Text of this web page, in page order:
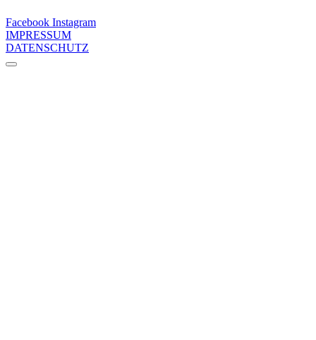
Facebook Instagram
IMPRESSUM
DATENSCHUTZ